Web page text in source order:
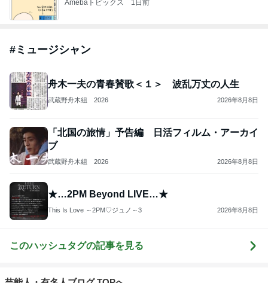
Amebaトピックス 1日前
# ミュージシャン
舟木一夫の青春賛歌＜１＞ 波乱万丈の人生
武蔵野舟木組 2026 2026年8月8日
「北国の旅情」予告編 日活フィルム・アーカイ
ブ
武蔵野舟木組 2026 2026年8月8日
★…2PM Beyond LIVE…★
This Is Love ～2PM♡ジュノ～3 2026年8月8日
このハッシュタグの記事を見る